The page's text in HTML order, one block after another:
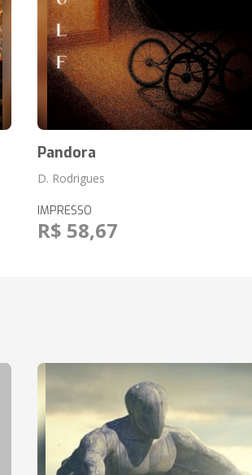
Pandora
D. Rodrigues
IMPRESSO
R$ 58,67